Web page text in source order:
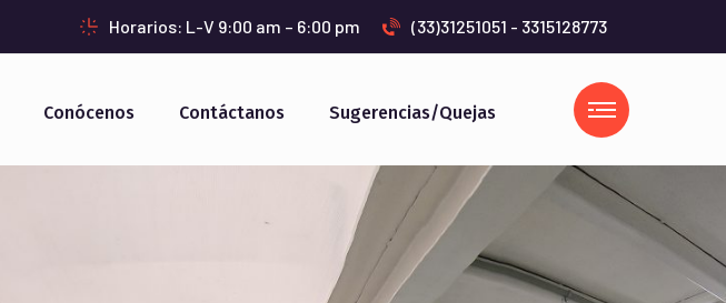
Horarios: L-V 9:00 am – 6:00 pm (33)31251051 - 3315128773
Conócenos Contáctanos Sugerencias/Quejas